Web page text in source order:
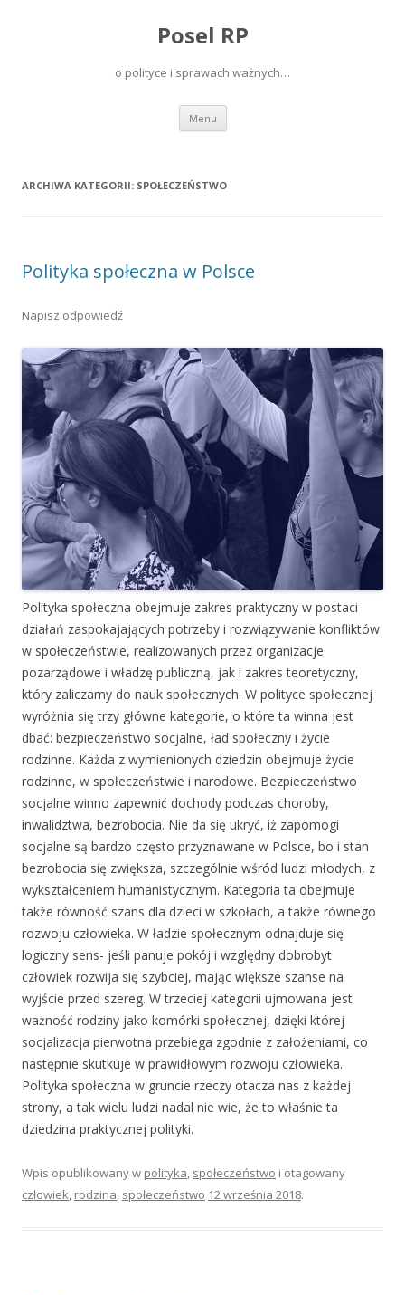
Posel RP
o polityce i sprawach ważnych…
Menu Przeskocz do treści
ARCHIWA KATEGORII: SPOŁECZEŃSTWO
Polityka społeczna w Polsce
Napisz odpowiedź
Polityka społeczna obejmuje zakres praktyczny w postaci
działań zaspokajających potrzeby i rozwiązywanie konfliktów
w społeczeństwie, realizowanych przez organizacje
pozarządowe i władzę publiczną, jak i zakres teoretyczny,
który zaliczamy do nauk społecznych. W polityce społecznej
wyróżnia się trzy główne kategorie, o które ta winna jest
dbać: bezpieczeństwo socjalne, ład społeczny i życie
rodzinne. Każda z wymienionych dziedzin obejmuje życie
rodzinne, w społeczeństwie i narodowe. Bezpieczeństwo
socjalne winno zapewnić dochody podczas choroby,
inwalidztwa, bezrobocia. Nie da się ukryć, iż zapomogi
socjalne są bardzo często przyznawane w Polsce, bo i stan
bezrobocia się zwiększa, szczególnie wśród ludzi młodych, z
wykształceniem humanistycznym. Kategoria ta obejmuje
także równość szans dla dzieci w szkołach, a także równego
rozwoju człowieka. W ładzie społecznym odnajduje się
logiczny sens- jeśli panuje pokój i względny dobrobyt
człowiek rozwija się szybciej, mając większe szanse na
wyjście przed szereg. W trzeciej kategorii ujmowana jest
ważność rodziny jako komórki społecznej, dzięki której
socjalizacja pierwotna przebiega zgodnie z założeniami, co
następnie skutkuje w prawidłowym rozwoju człowieka.
Polityka społeczna w gruncie rzeczy otacza nas z każdej
strony, a tak wielu ludzi nadal nie wie, że to właśnie ta
dziedzina praktycznej polityki.
Wpis opublikowany w polityka, społeczeństwo i otagowany
człowiek, rodzina, społeczeństwo 12 września 2018.